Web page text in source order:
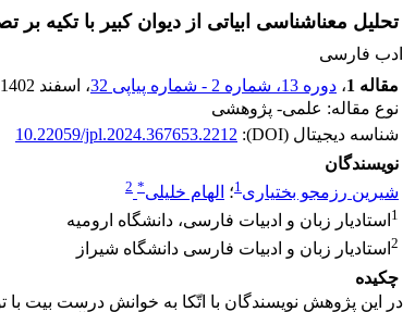
تحلیل معناشناسی ابیاتی از دیوان کبیر با تکیه بر
ادب فارسی
مقاله 1
، دوره 13، شماره 2 - شماره پیاپی 32 ، اسفند 1402
نوع مقاله: علمی- پژوهشی
شناسه دیجیتال (DOI):
10.22059/jpl.2024.367653.2212
نویسندگان
شیرین رزمجو بختیاری1؛ الهام خلیلی*
2
1 استادیار زبان و ادبیات فارسی، دانشگاه ارومیه
2 استادیار زبان و ادبیات فارسی دانشگاه شیراز
چکیده
در این پژوهش نویسندگان با اتّکا به خوانش درست بیت